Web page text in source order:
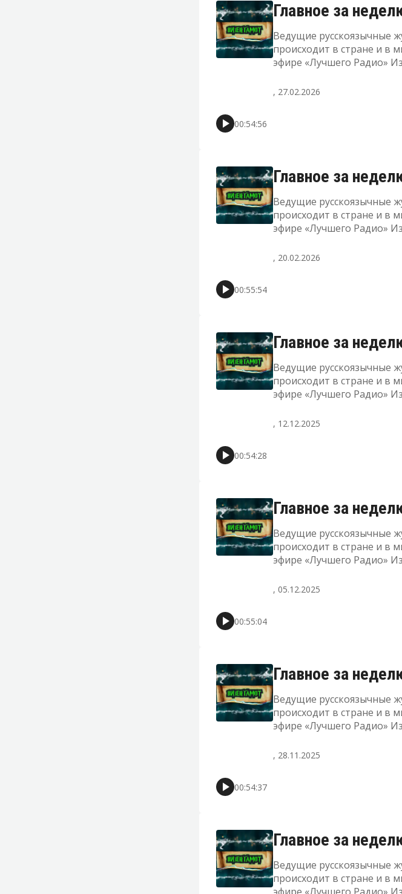
Главное за
Ведущие русскоязычные
происходит в стране и в
эфире «Лучшего Радио»
"Лучшее Радио" можно
, 27.02.2026
00:54:56
Главное за
Ведущие русскоязычные
происходит в стране и в
эфире «Лучшего Радио»
"Лучшее Радио" можно
, 20.02.2026
00:55:54
Главное за
Ведущие русскоязычные
происходит в стране и в
эфире «Лучшего Радио»
"Лучшее Радио" можно
, 12.12.2025
00:54:28
Главное за
Ведущие русскоязычные
происходит в стране и в
эфире «Лучшего Радио»
"Лучшее Радио" можно
, 05.12.2025
00:55:04
Главное за
Ведущие русскоязычные
происходит в стране и в
эфире «Лучшего Радио»
"Лучшее Радио" можно
, 28.11.2025
00:54:37
Главное за
Ведущие русскоязычные
происходит в стране и в